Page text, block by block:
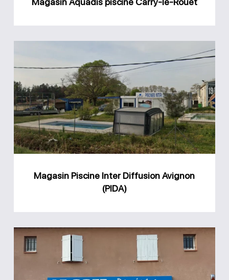
Piscine
Inter
Diffusion
Avignon
(PIDA)
Magasin Piscine Inter Diffusion Avignon
(PIDA)
Magasin